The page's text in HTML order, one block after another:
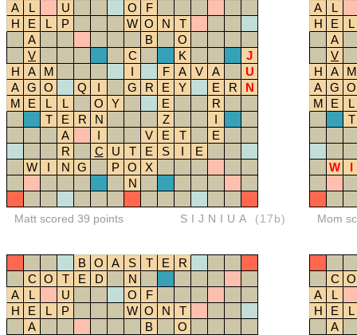
A
L U O
F
H
E L P W O N
T
A
B
O
V
C K
J
H
A M I F A V A
U
A G O Q I G R E Y E R
N
M
E L L O Y E
R
T
E R N Z
I
A
I V E T
E
R
C U T E S I
E
W
I N G P O
X
N
Matt scored 39 points SIJNIUA (17b)
A
L
H
E
L
A
V
H
A
M
A G O
M
E
L
T
W I
Mom
B O A S T E
R
C O T E D
N
A
L U O
F
H
E L P W O N
T
A
B
O
C O
A
L
H
E
L
A